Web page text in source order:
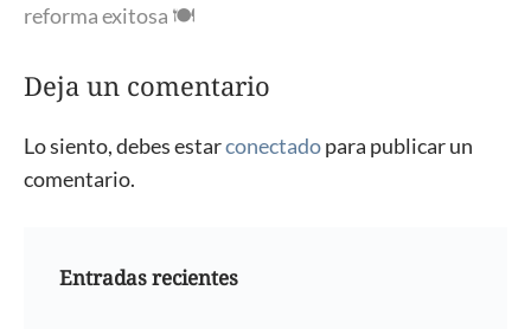
reforma exitosa 🍽️
Deja un comentario
Lo siento, debes estarconectadopara publicar un
comentario.
Entradas recientes